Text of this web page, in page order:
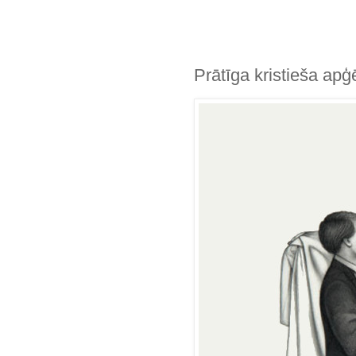
Prātīga kristieša